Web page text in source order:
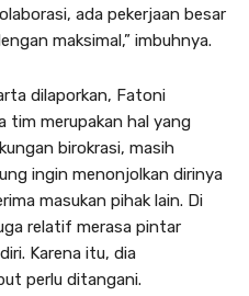
ada pekerjaan besar
maksimal,” imbuhnya.
dilaporkan, Fatoni
tim merupakan hal yang
birokrasi, masih
ingin menonjolkan dirinya
masukan pihak lain. Di
relatif merasa pintar
Karena itu, dia
perlu ditangani.